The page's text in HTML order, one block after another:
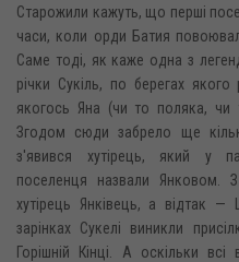
Старожили кажуть, що перші
часи, коли орди Батия
Саме тоді, як каже одна з
річки Сукіль, по берегах якого
якогось Яна (чи то поляка, чи
Згодом сюди забрело ще
з'явився хутірець, який у
поселенця назвали Янковом.
хутірець Янківець, а відтак —
зарінках Сукелі виникли
Горішній Кінці. А оскільки